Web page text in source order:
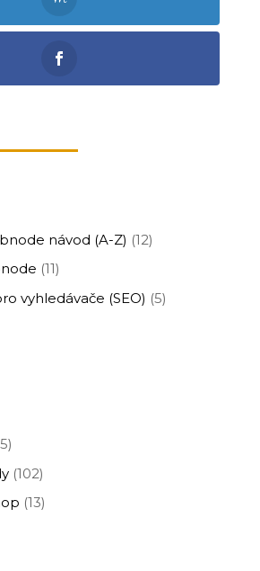
návod (A-Z) (12)
(11)
vyhledávače (SEO) (5)
(102)
(13)